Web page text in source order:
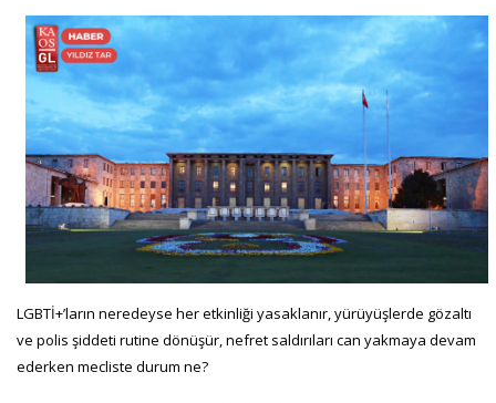
LGBTİ+’ların neredeyse her etkinliği yasaklanır, yürüyüşlerde gözaltı
ve polis şiddeti rutine dönüşür, nefret saldırıları can yakmaya devam
ederken mecliste durum ne?